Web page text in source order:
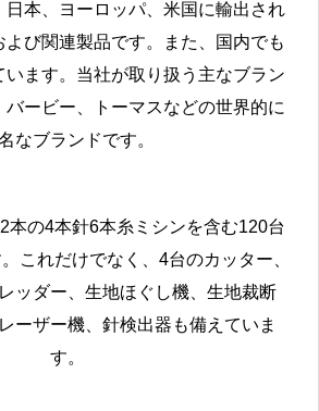
日本、ヨーロッパ、米国に輸出され
び関連製品です。また、国内でも
ます。当社が取り扱う主なブラン
バービー、トーマスなどの世界的に
なブランドです。
本の4本針6本糸ミシンを含む120台
これだけでなく、4台のカッター、
ッダー、生地ほぐし機、生地裁断
ーザー機、針検出器も備えていま
す。